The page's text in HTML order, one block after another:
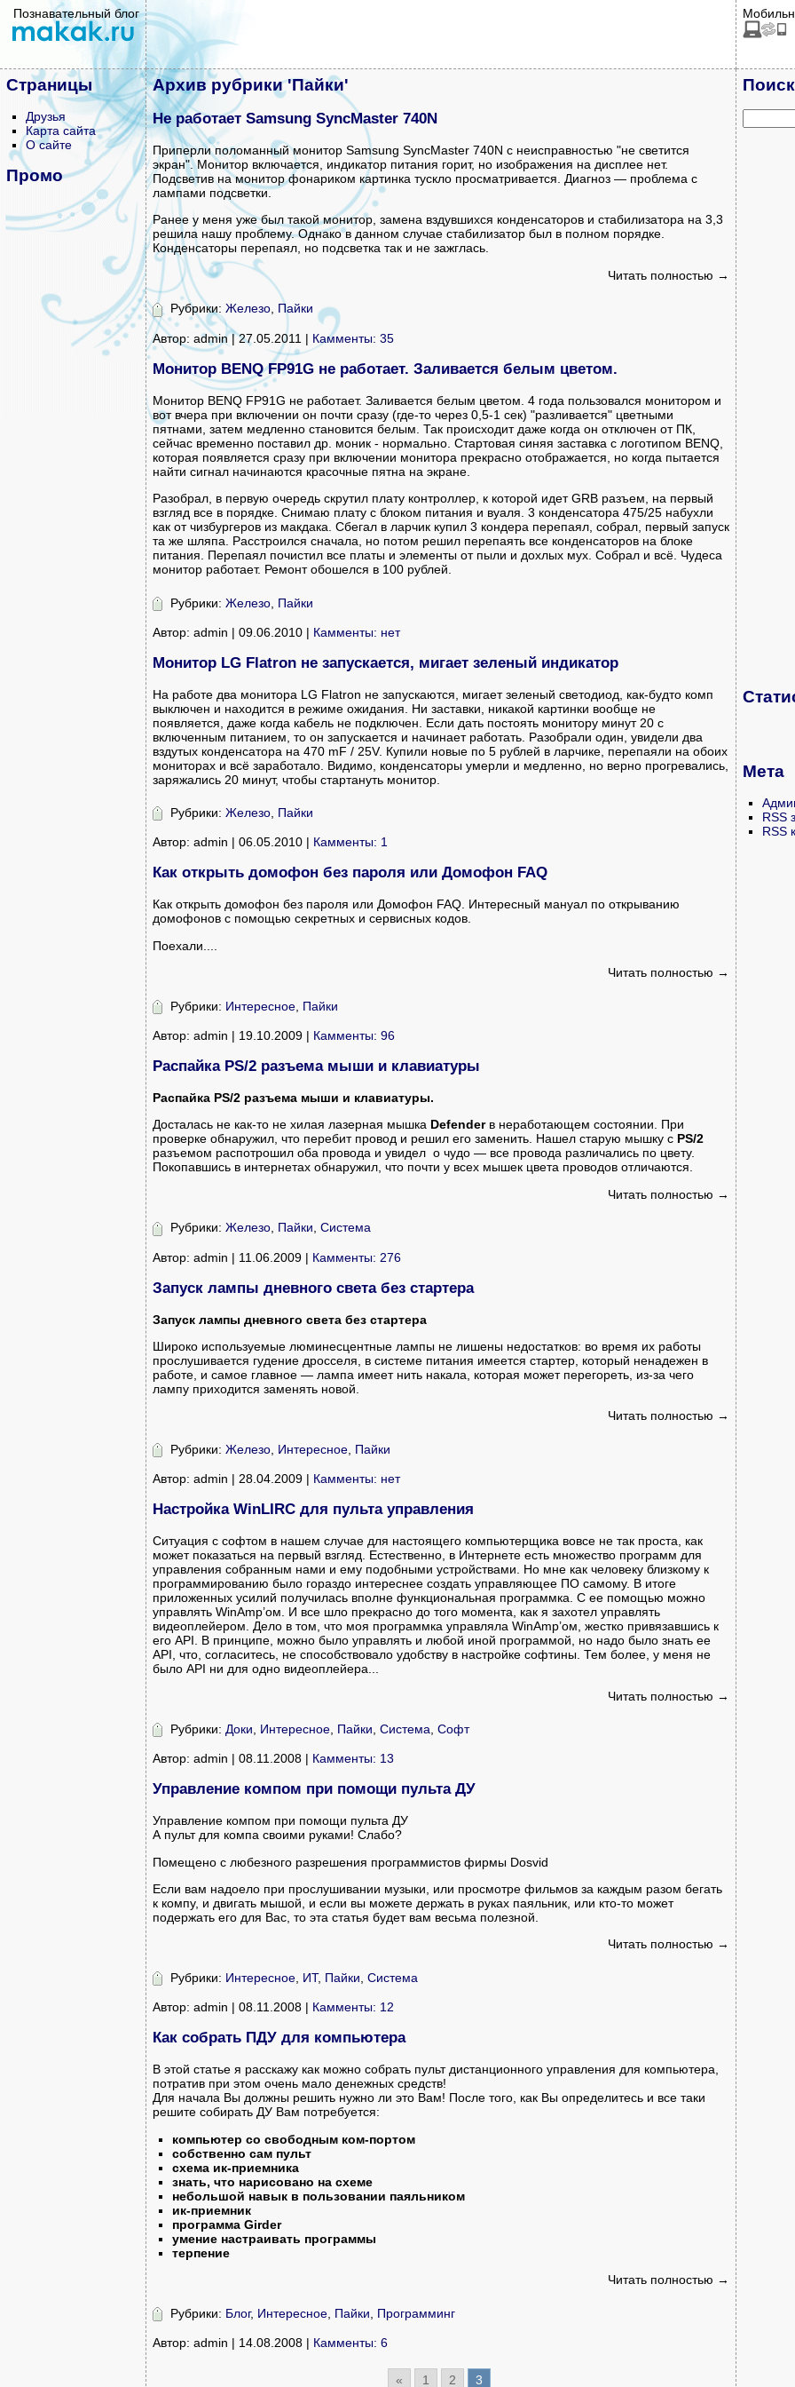
Познавательный блог
Страницы
Друзья
Карта сайта
О сайте
Промо
Архив рубрики 'Пайки'
Не работает Samsung SyncMaster 740N
Приперли поломанный монитор Samsung SyncMaster 740N с неисправностью "не светится
экран". Монитор включается, индикатор питания горит, но изображения на дисплее нет.
Подсветив на монитор фонариком картинка тускло просматривается. Диагноз — проблема с
лампами подсветки.
Ранее у меня уже был такой монитор, замена вздувшихся конденсаторов и стабилизатора на 3,3
решила нашу проблему. Однако в данном случае стабилизатор был в полном порядке.
Конденсаторы перепаял, но подсветка так и не зажглась.
Читать полностью →
Рубрики: Железо, Пайки
Автор: admin | 27.05.2011 | Камменты: 35
Монитор BENQ FP91G не работает. Заливается белым цветом.
Монитор BENQ FP91G не работает. Заливается белым цветом. 4 года пользовался монитором и
вот вчера при включении он почти сразу (где-то через 0,5-1 сек) "разливается" цветными
пятнами, затем медленно становится белым. Так происходит даже когда он отключен от ПК,
сейчас временно поставил др. моник - нормально. Стартовая синяя заставка с логотипом BENQ,
которая появляется сразу при включении монитора прекрасно отображается, но когда пытается
найти сигнал начинаются красочные пятна на экране.
Разобрал, в первую очередь скрутил плату контроллер, к которой идет GRB разъем, на первый
взгляд все в порядке. Снимаю плату с блоком питания и вуаля. 3 конденсатора 475/25 набухли
как от чизбургеров из макдака. Сбегал в ларчик купил 3 кондера перепаял, собрал, первый запуск
та же шляпа. Расстроился сначала, но потом решил перепаять все конденсаторов на блоке
питания. Перепаял почистил все платы и элементы от пыли и дохлых мух. Собрал и всё. Чудеса
монитор работает. Ремонт обошелся в 100 рублей.
Рубрики: Железо Пайки
Автор: admin | 09.06.2010 | Камменты: нет
Монитор LG Flatron не запускается, мигает зеленый индикатор
На работе два монитора LG Flatron не запускаются, мигает зеленый светодиод, как-будто комп
выключен и находится в режиме ожидания. Ни заставки, никакой картинки вообще не
появляется, даже когда кабель не подключен. Если дать постоять монитору минут 20 с
включенным питанием, то он запускается и начинает работать. Разобрали один, увидели два
вздутых конденсатора на 470 mF / 25V. Купили новые по 5 рублей в ларчике, перепаяли на обоих
мониторах и всё заработало. Видимо, конденсаторы умерли и медленно, но верно прогревались,
заряжались 20 минут, чтобы стартануть монитор.
Рубрики: Железо, Пайки
Автор: admin | 06.05.2010 | Камменты: 1
Как открыть домофон без пароля или Домофон FAQ
Как открыть домофон без пароля или Домофон FAQ. Интересный мануал по открыванию
домофонов с помощью секретных и сервисных кодов.
Поехали....
Читать полностью →
Рубрики: Интересное Пайки
Автор: admin | 19.10.2009 | Камменты: 96
Распайка PS/2 разъема мыши и клавиатуры
Распайка PS/2 разъема мыши и клавиатуры.
Досталась не как-то не хилая лазерная мышка Defender в неработающем состоянии. При
проверке обнаружил, что перебит провод и решил его заменить. Нашел старую мышку с PS/2
разъемом распотрошил оба провода и увидел о чудо — все провода различались по цвету.
Покопавшись в интернетах обнаружил, что почти у всех мышек цвета проводов отличаются.
Читать полностью →
Рубрики: Железо, Пайки, Система
Автор: admin | 11.06.2009 | Камменты: 276
Запуск лампы дневного света без стартера
Запуск лампы дневного света без стартера
Широко используемые люминесцентные лампы не лишены недостатков: во время их работы
прослушивается гудение дросселя, в системе питания имеется стартер, который ненадежен в
работе, и самое главное — лампа имеет нить накала, которая может перегореть, из-за чего
лампу приходится заменять новой.
Читать полностью →
Рубрики: Железо Интересное Пайки
Автор: admin | 28.04.2009 | Камменты: нет
Настройка WinLIRC для пульта управления
Ситуация с софтом в нашем случае для настоящего компьютерщика вовсе не так проста, как
может показаться на первый взгляд. Естественно, в Интернете есть множество программ для
управления собранным нами и ему подобными устройствами. Но мне как человеку близкому к
программированию было гораздо интереснее создать управляющее ПО самому. В итоге
приложенных усилий получилась вполне функциональная программка . С ее помощью можно
управлять WinAmp’ом. И все шло прекрасно до того момента, как я захотел управлять
видеоплейером. Дело в том, что моя программка управляла WinAmp’ом, жестко привязавшись к
его API. В принципе, можно было управлять и любой иной программой, но надо было знать ее
API, что, согласитесь, не способствовало удобству в настройке софтины. Тем более, у меня не
было API ни для одно видеоплейера...
Читать полностью →
Рубрики: Доки Интересное Пайки Система Софт
Автор: admin | 08.11.2008 | Камменты: 13
Управление компом при помощи пульта ДУ
Управление компом при помощи пульта ДУ
А пульт для компа своими руками! Слабо?
Помещено с любезного разрешения программистов фирмы Dosvid
Если вам надоело при прослушивании музыки, или просмотре фильмов за каждым разом бегать
к компу, и двигать мышой, и если вы можете держать в руках паяльник, или кто-то может
подержать его для Вас, то эта статья будет вам весьма полезной.
Читать полностью →
Рубрики: Интересное ИТ, Пайки Система
Автор: admin | 08.11.2008 | Камменты: 12
Как собрать ПДУ для компьютера
В этой статье я расскажу как можно собрать пульт дистанционного управления для компьютера,
потратив при этом очень мало денежных средств!
Для начала Вы должны решить нужно ли это Вам! После того, как Вы определитесь и все таки
решите собирать ДУ Вам потребуется:
компьютер со свободным ком-портом
собственно сам пульт
схема ик-приемника
знать, что нарисовано на схеме
небольшой навык в пользовании паяльником
ик-приемник
программа Girder
умение настраивать программы
терпение
Читать полностью →
Рубрики: Блог, Интересное Пайки Программинг
Автор: admin | 14.08.2008 | Камменты: 6
« 1 2 3
Мета
RSS
RSS